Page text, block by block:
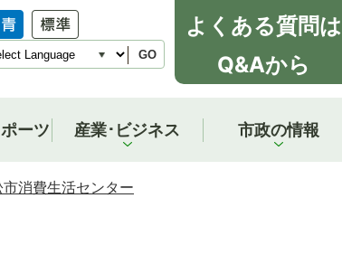
GO
よくある質問は
Q&Aから
ーツ 産業･ビジネス 市政の情報
市消費生活センター